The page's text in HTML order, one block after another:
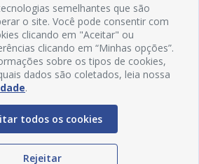
semelhantes que são
o site. Você pode consentir com
clicando em "Aceitar" ou
clicando em “Minhas opções”.
sobre os tipos de cookies,
dados são coletados, leia nossa
.
todos os cookies
Rejeitar